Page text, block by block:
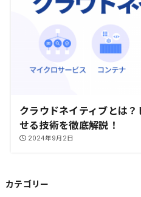
クラウドネイティブとは
せる技術を徹底解説！
2024年9月2日
カテゴリー